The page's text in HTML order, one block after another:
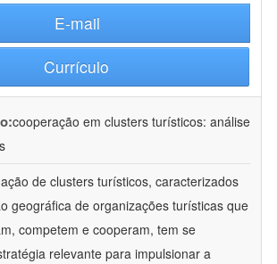
E-mail
Currículo
cooperação em clusters turísticos: análise
de clusters turísticos, caracterizados
geográfica de organizações turísticas que
competem e cooperam, tem se
relevante para impulsionar a